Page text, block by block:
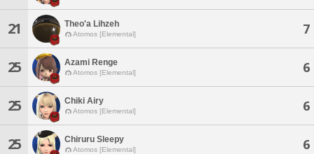
21 Theo'a Lihzeh
Atomos [Elemental] 7
25 Azami Renge
Atomos [Elemental] 6
25 Chiki Airy
Atomos [Elemental] 6
25 Chiruru Sleepy
Atomos [Elemental] 6